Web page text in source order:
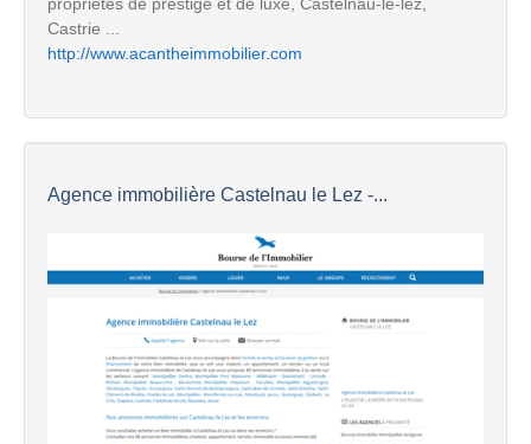
Castrie ...
http://www.acantheimmobilier.com
Agence immobilière Castelnau le Lez -...